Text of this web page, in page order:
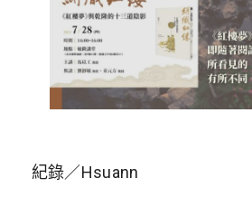
紀錄／Hsuann